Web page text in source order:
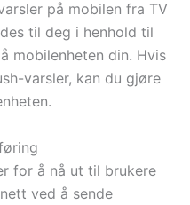
på mobilen fra TV
til deg i henhold til
mobilenheten din. Hvis
varsler, kan du gjøre
for å nå ut til brukere
ved å sende